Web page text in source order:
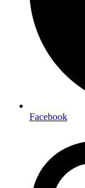
Facebook